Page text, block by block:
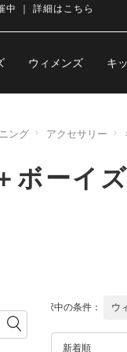
中 ｜ 詳細はこちら
ウィメンズ キ
ング アクセサリー
ボーイ
新着順
選択中の条件： ウ